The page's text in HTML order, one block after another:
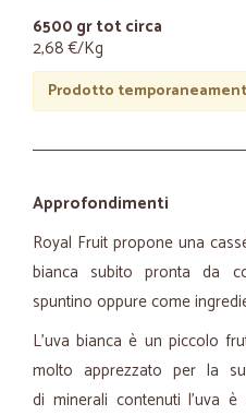
6500 gr tot circa
2,68 €/Kg
Prodotto
Approfondimenti
Royal Fruit propone una
bianca subito pronta da
spuntino oppure come
L'uva bianca è un piccolo
molto apprezzato per la
di minerali contenuti l'uva